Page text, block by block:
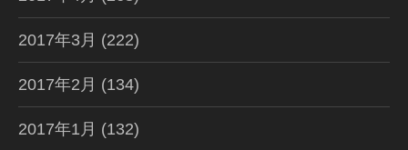
2017年3月 (222)
2017年2月 (134)
2017年1月 (132)